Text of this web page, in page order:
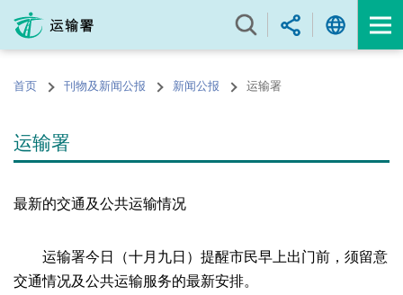
内
的首页 刊物及新闻公报 新闻公报 运输署
运输署
最新的交通及公共运输情况
运输署今日（十月九日）提醒市民早上出门前，须留意
交通情况及公共运输服务的最新安排。